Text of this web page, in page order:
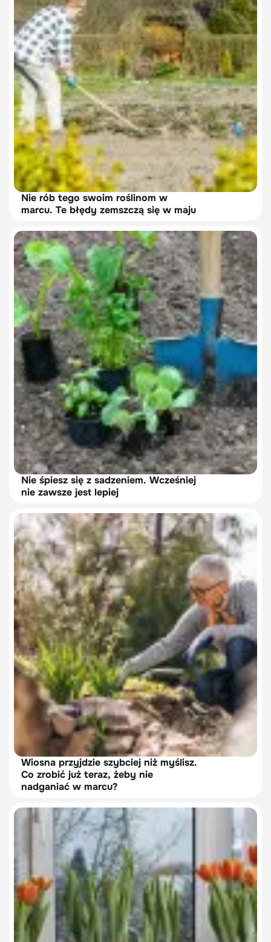
Nie rób tego swoim roślinom w
marcu. Te błędy zemszczą się w maju
Nie śpiesz się z sadzeniem. Wcześniej
nie zawsze jest lepiej
Wiosna przyjdzie szybciej niż myślisz.
Co zrobić już teraz, żeby nie
nadganiać w marcu?